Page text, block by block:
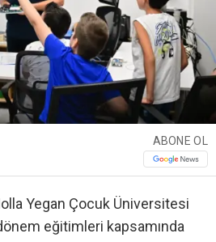
ABONE OL
Yegan Çocuk Üniversitesi
eğitimleri kapsamında